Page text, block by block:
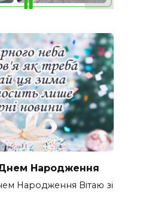
Народження
Народження Вітаю зі